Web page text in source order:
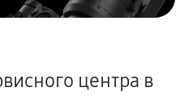
центра в